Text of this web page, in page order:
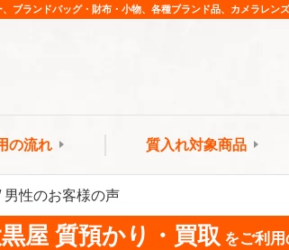
ブランドバッグ・財布・小物、各種ブランド品、カメラレン
の流れ 質入れ対象商品
男性のお客様の声
屋 質預かり・買取 をご利